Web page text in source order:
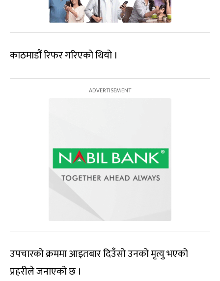
काठमाडौं रिफर गरिएको थियो ।
उपचारको क्रममा आइतबार दिउँसो उनको मृत्यु भएको
प्रहरीले जनाएको छ ।